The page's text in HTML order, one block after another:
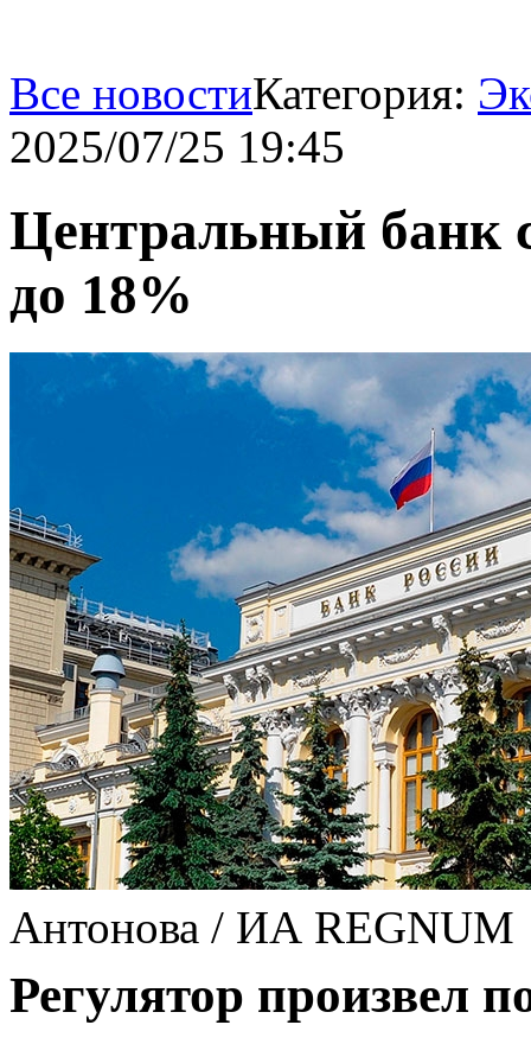
Все новостиКатегория:
2025/07/25 19:45
Центральный банк
до 18%
Антонова / ИА REGNUM
Регулятор произвел